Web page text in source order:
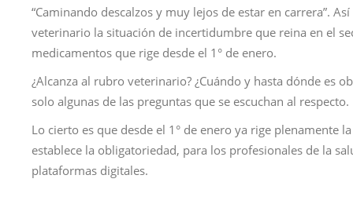
“Caminando descalzos y muy lejos de estar en carrera”.
veterinario la situación de incertidumbre que reina en el
medicamentos que rige desde el 1° de enero.
¿Alcanza al rubro veterinario? ¿Cuándo y hasta dónde es
solo algunas de las preguntas que se escuchan al respecto.
Lo cierto es que desde el 1° de enero ya rige plenamente
establece la obligatoriedad, para los profesionales de la
plataformas digitales.